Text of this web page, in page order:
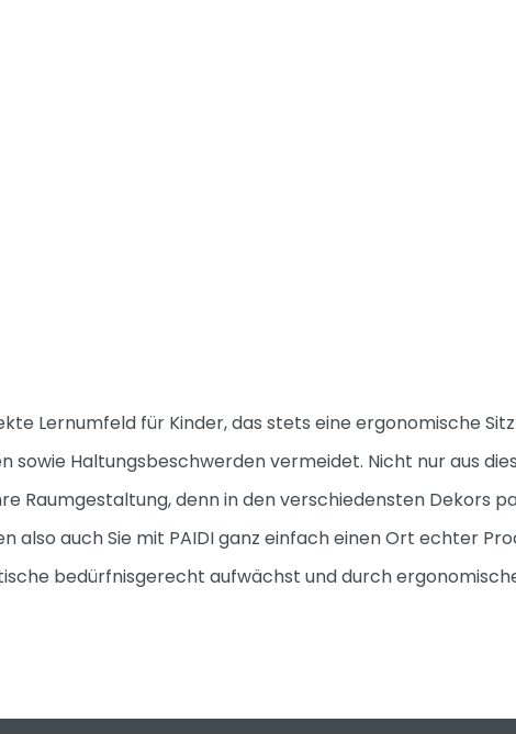
Lernumfeld für Kinder, das stets eine ergonomische
Haltungsbeschwerden vermeidet. Nicht nur aus
Raumgestaltung, denn in den verschiedensten Dekors
also auch Sie mit PAIDI ganz einfach einen Ort echter
bedürfnisgerecht aufwächst und durch